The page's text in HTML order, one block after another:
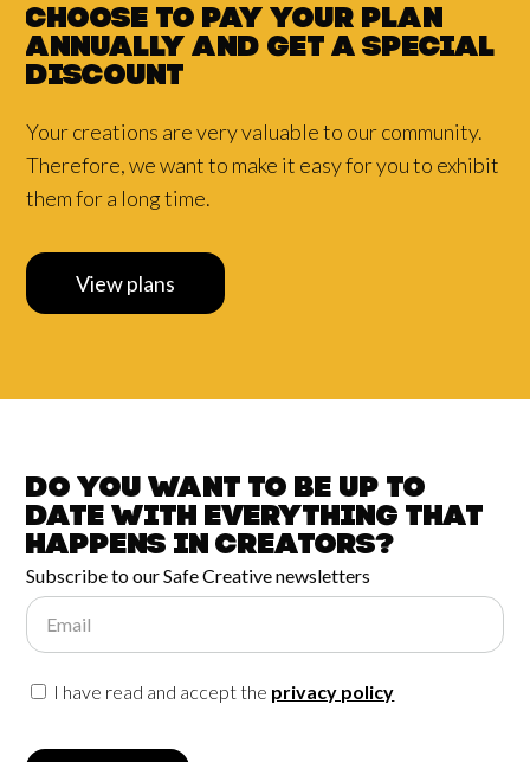
Choose to pay your plan
annually andget aspecial
discount
Your creations are very valuable to our community.
Therefore, we want to make it easy for you to exhibit
them for a long time.
View plans
Do you want to be up to
date witheverything that
happens inCreators?
Subscribe to our Safe Creative newsletters
Email
I have read and accept the privacy policy